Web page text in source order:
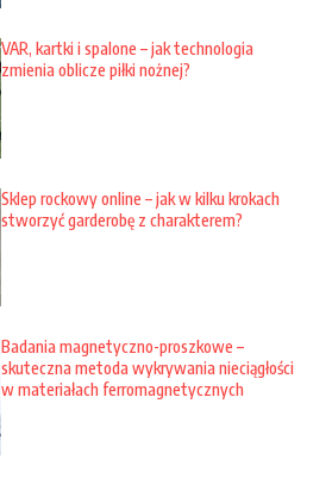
VAR, kartki i spalone – jak technologia
zmienia oblicze piłki nożnej?
Sklep rockowy online – jak w kilku krokach
stworzyć garderobę z charakterem?
Badania magnetyczno-proszkowe –
skuteczna metoda wykrywania nieciągłości
w materiałach ferromagnetycznych